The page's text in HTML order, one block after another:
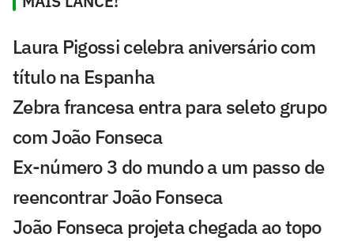
Laura Pigossi celebra aniversário com
título na Espanha
Zebra francesa entra para seleto grupo
com João Fonseca
Ex-número 3 do mundo a um passo de
reencontrar João Fonseca
João Fonseca projeta chegada ao topo